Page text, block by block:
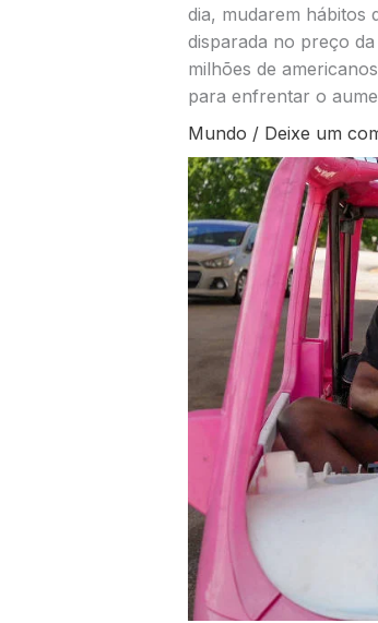
dia, mudarem hábitos
disparada no preço
milhões de
para enfrentar o
Mundo / Deixe um